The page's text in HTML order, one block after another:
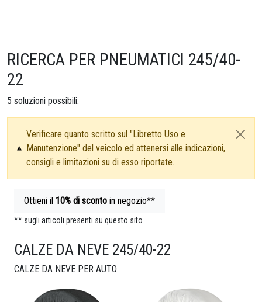
RICERCA PER PNEUMATICI 245/40-
22
5 soluzioni possibili:
Verificare quanto scritto sul "Libretto Uso e
Manutenzione" del veicolo ed attenersi alle indicazioni,
consigli e limitazioni su di esso riportate.
CALZE DA NEVE 245/40-22
CALZE DA NEVE PER AUTO
Ottieni il 10% di sconto in negozio**
** sugli articoli presenti su questo sito